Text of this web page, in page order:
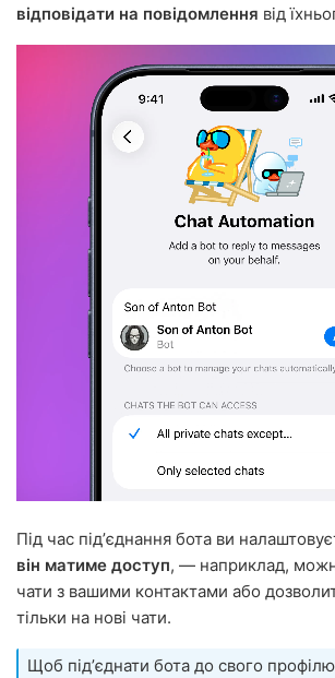
відповідати на повідомлення від
Під час підʼєднання бота ви
він матиме доступ, — наприклад,
чати з вашими контактами або
тільки на нові чати.
Щоб підʼєднати бота до свого